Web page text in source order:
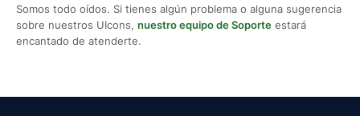
Somos todo oídos. Si tienes algún problema o alguna sugerencia
sobre nuestros UIcons, nuestro equipo de Soporte estará
encantado de atenderte.